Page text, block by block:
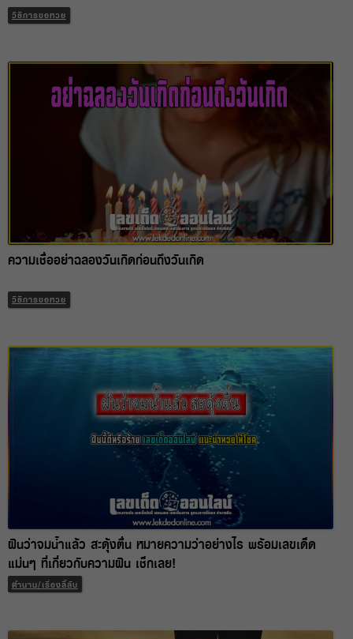
วิธีการขอหวย
ความเชื่ออย่าฉลองวันเกิดก่อนถึงวันเกิด
วิธีการขอหวย
ฝันว่าจมน้ำแล้ว สะดุ้งตื่น หมายความว่าอย่างไร พร้อมเลขเด็ด
แม่นๆ ที่เกี่ยวกับความฝัน เช็กเลย!
ตำนาน/เรื่องลี้ลับ